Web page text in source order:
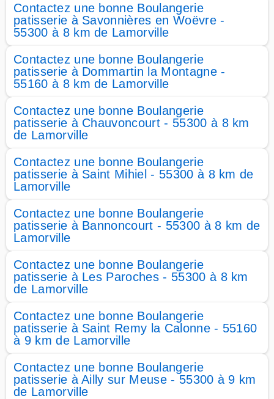
Contactez une bonne Boulangerie
patisserie à Savonnières en Woëvre -
55300 à 8 km de Lamorville
Contactez une bonne Boulangerie
patisserie à Dommartin la Montagne -
55160 à 8 km de Lamorville
Contactez une bonne Boulangerie
patisserie à Chauvoncourt - 55300 à 8 km
de Lamorville
Contactez une bonne Boulangerie
patisserie à Saint Mihiel - 55300 à 8 km de
Lamorville
Contactez une bonne Boulangerie
patisserie à Bannoncourt - 55300 à 8 km de
Lamorville
Contactez une bonne Boulangerie
patisserie à Les Paroches - 55300 à 8 km
de Lamorville
Contactez une bonne Boulangerie
patisserie à Saint Remy la Calonne - 55160
à 9 km de Lamorville
Contactez une bonne Boulangerie
patisserie à Ailly sur Meuse - 55300 à 9 km
de Lamorville